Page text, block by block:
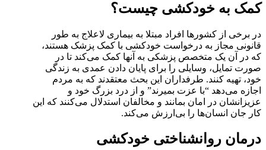
کمک به خودکشی چیست؟
در برخی از کشورها افراد مبتلا به بیماری لاعلاج به طور
قانونی مجاز به درخواست خودکشی با کمک پزشک هستند،
که در آن یک متخصص پزشکی به آنها کمک می‌کند تا در
صورت تمایل، وسایلی را برای پایان دادن عمدی به زندگی
خود، تهیه کنند. طرفداران این بحث معتقدند که به مردم
اجازه می‌دهد “با عزت بمیرند” و از درد بزرگ خود و
عزیزانشان در امان بمانند و مخالفان استدلال می‌کنند که این
کار جان انسان‌ها را بی‌ارزش می‌کند.
درمان روانشناختی خودکشی